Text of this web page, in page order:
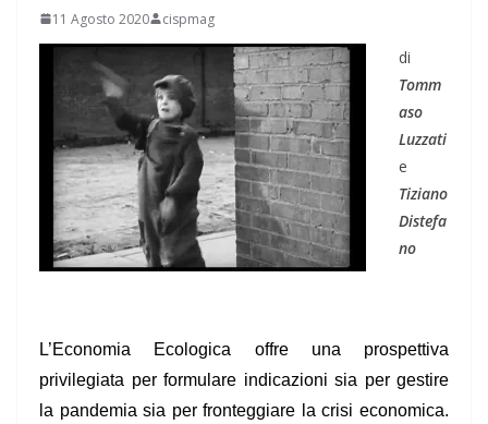
11 Agosto 2020 cispmag
di
Tomm
aso
Luzzati
e
Tiziano
Distefa
no
L’Economia Ecologica offre una prospettiva
privilegiata per formulare indicazioni sia per gestire
la pandemia sia per fronteggiare la crisi economica.